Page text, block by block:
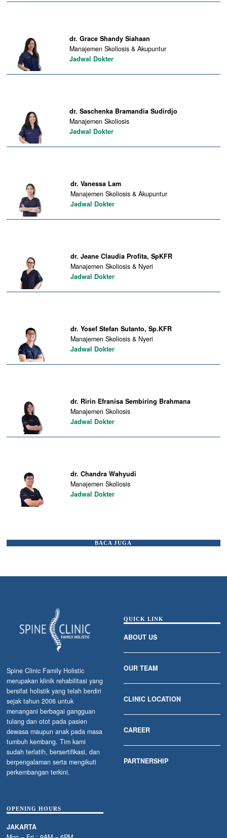
dr. Grace Shandy Siahaan
Manajemen Skoliosis & Akupuntur
Jadwal Dokter
dr. Saschenka Bramandia Sudirdjo
Manajemen Skoliosis
Jadwal Dokter
dr. Vanessa Lam
Manajemen Skoliosis & Akupuntur
Jadwal Dokter
dr. Jeane Claudia Profita, SpKFR
Manajemen Skoliosis & Nyeri
Jadwal Dokter
dr. Yosef Stefan Sutanto, Sp.KFR
Manajemen Skoliosis & Nyeri
Jadwal Dokter
dr. Ririn Efranisa Sembiring Brahmana
Manajemen Skoliosis
Jadwal Dokter
dr. Chandra Wahyudi
Manajemen Skoliosis
Jadwal Dokter
BACA JUGA
Spine Clinic Family Holistic
merupakan klinik rehabilitasi yang
bersifat holistik yang telah berdiri
sejak tahun 2006 untuk
menangani berbagai gangguan
tulang dan otot pada pasien
dewasa maupun anak pada masa
tumbuh kembang. Tim kami
sudah terlatih, bersertifikasi, dan
berpengalaman serta mengikuti
perkembangan terkini.
QUICK LINK
ABOUT US
OUR TEAM
CLINIC LOCATION
CAREER
PARTNERSHIP
OPENING HOURS
JAKARTA